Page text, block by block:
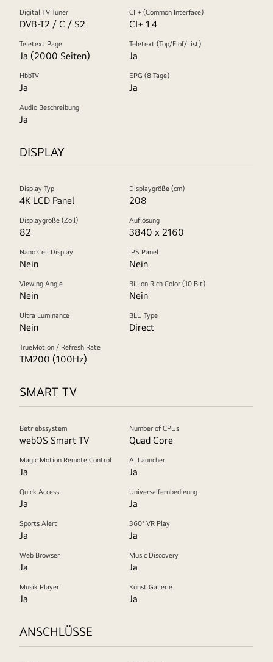
Digital TV Tuner
DVB-T2 / C / S2
CI + (Common Interface)
CI+ 1.4
Teletext Page
Ja (2000 Seiten)
Teletext (Top/Flof/List)
Ja
HbbTV
Ja
EPG (8 Tage)
Ja
Audio Beschreibung
Ja
DISPLAY
Display Typ
4K LCD Panel
Displaygröße (cm)
208
Displaygröße (Zoll)
82
Auflösung
3840 x 2160
Nano Cell Display
Nein
IPS Panel
Nein
Viewing Angle
Nein
Billion Rich Color (10 Bit)
Nein
Ultra Luminance
Nein
BLU Type
Direct
TrueMotion / Refresh Rate
TM200 (100Hz)
SMART TV
Betriebssystem
webOS Smart TV
Number of CPUs
Quad Core
Magic Motion Remote Control
Ja
AI Launcher
Ja
Quick Access
Ja
Universalfernbedieung
Ja
Sports Alert
Ja
360° VR Play
Ja
Web Browser
Ja
Music Discovery
Ja
Musik Player
Ja
Kunst Gallerie
Ja
ANSCHLÜSSE